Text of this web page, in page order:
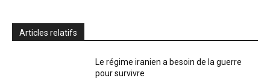
Articles relatifs
Le régime iranien a besoin de la guerre
pour survivre